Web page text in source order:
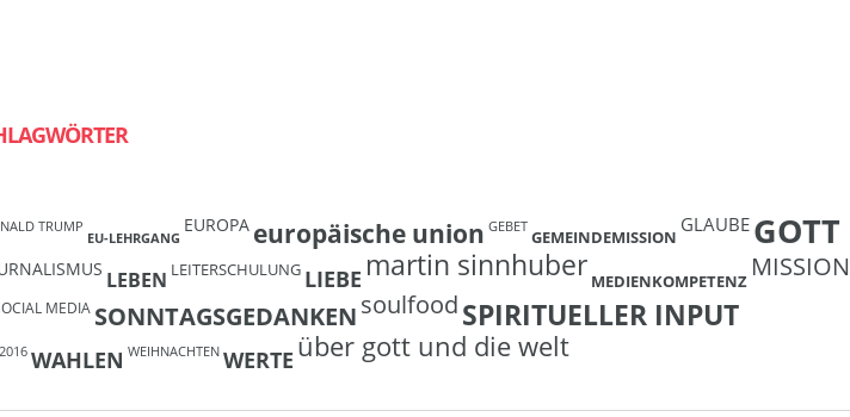
TRUMP
EU-LEHRGANG
EUROPA europäische union GEBET GEMEINDEMISSION
GLAUBE GOTT
LEBEN LEITERSCHULUNG LIEBE martin sinnhuber MEDIENKOMPETENZ MISSION
MEDIA SONNTAGSGEDANKENsoulfoodSPIRITUELLER INPUT
WAHLEN WEIHNACHTEN WERTE über gott und die welt